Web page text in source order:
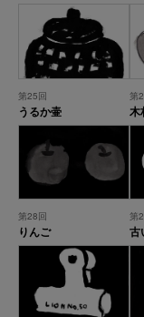
第25回
うるか壷
第
木
第28回
りんご
第
古